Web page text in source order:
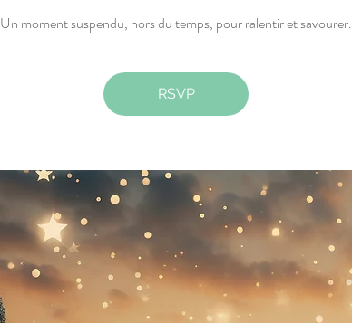
Un moment suspendu, hors du temps, pour ralentir et savourer.
RSVP